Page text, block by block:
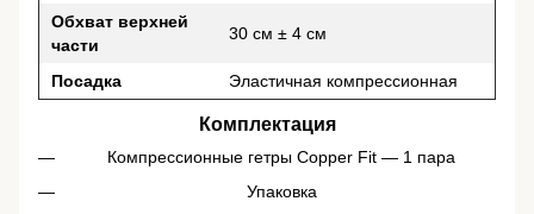
Обхват верхней
части
30 см ± 4 см
Посадка Эластичная компрессионная
Комплектация
Компрессионные гетры Copper Fit — 1 пара
Упаковка